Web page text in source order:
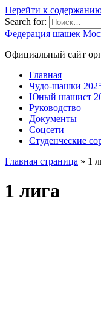
Перейти к
Search for:
Федерация шашек
Официальный сайт
Главная
Чудо-шашки
Юный шашист
Руководство
Документы
Соцсети
Студенческие
Главная страница » 1
1 лига